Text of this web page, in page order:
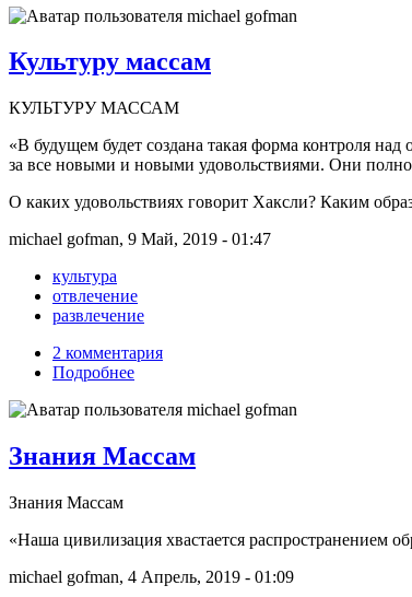
Культуру массам
КУЛЬТУРУ МАССАМ
«В будущем будет создана такая форма контроля
за все новыми и новыми удовольствиями. Они
О каких удовольствиях говорит Хаксли? Каким
michael gofman, 9 Май, 2019 - 01:47
культура
отвлечение
развлечение
2 комментария
Подробнее
Знания Массам
Знания Массам
«Наша цивилизация хвастается распространением
michael gofman, 4 Апрель, 2019 - 01:09